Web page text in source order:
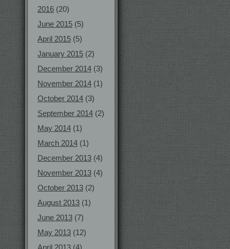
2016 (20)
June 2015 (5)
April 2015 (5)
January 2015 (2)
December 2014 (3)
November 2014 (1)
October 2014 (3)
September 2014 (2)
May 2014 (1)
March 2014 (1)
December 2013 (4)
November 2013 (4)
October 2013 (2)
August 2013 (1)
June 2013 (7)
May 2013 (12)
April 2013 (4)